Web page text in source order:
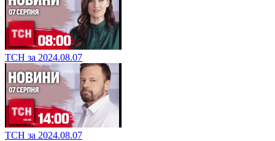
ТСН за 2024.08.07
ТСН за 2024.08.07